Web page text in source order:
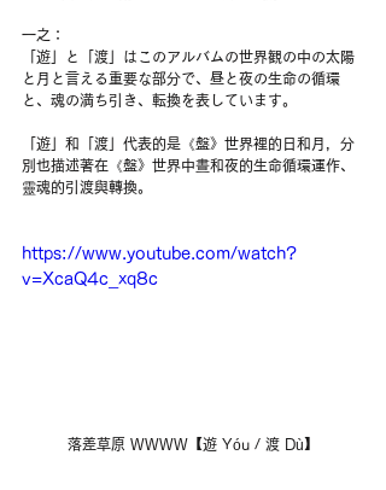
一之：
「遊」と「渡」はこのアルバムの世界観の中の太陽
と月と言える重要な部分で、昼と夜の生命の循環
と、魂の満ち引き、転換を表しています。
「遊」和「渡」代表的是《盤》世界裡的日和月，分
別也描述著在《盤》世界中晝和夜的生命循環運作、
靈魂的引渡與轉換。
https://www.youtube.com/watch?
v=XcaQ4c_xq8c
落差草原 WWWW【遊 Yóu / 渡 Dù】